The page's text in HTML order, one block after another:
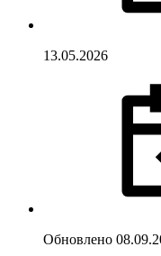
13.05.2026
Обновлено